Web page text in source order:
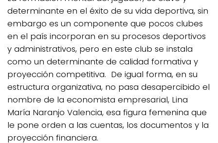
determinante en el éxito de su vida deportiva, sin
embargo es un componente que pocos clubes
en el país incorporan en su procesos deportivos
y administrativos, pero en este club se instala
como un determinante de calidad formativa y
proyección competitiva. De igual forma, en su
estructura organizativa, no pasa desapercibido el
nombre de la economista empresarial, Lina
María Naranjo Valencia, esa figura femenina que
le pone orden a las cuentas, los documentos y la
proyección financiera.